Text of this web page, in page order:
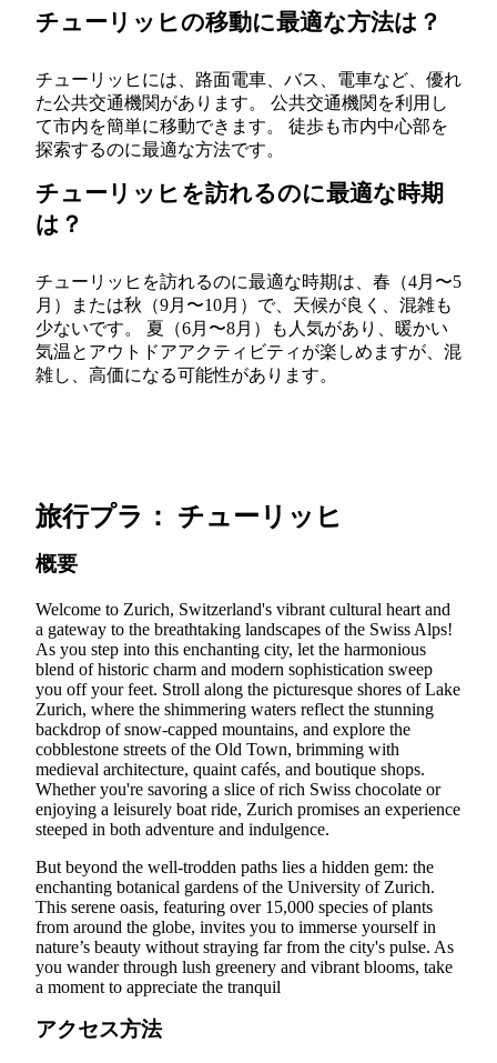
チューリッヒの移動に最適な方法は？
チューリッヒには、路面電車、バス、電車など、優れ
た公共交通機関があります。 公共交通機関を利用し
て市内を簡単に移動できます。 徒歩も市内中心部を
探索するのに最適な方法です。
チューリッヒを訪れるのに最適な時期
は？
チューリッヒを訪れるのに最適な時期は、春（4月〜5
月）または秋（9月〜10月）で、天候が良く、混雑も
少ないです。 夏（6月〜8月）も人気があり、暖かい
気温とアウトドアアクティビティが楽しめますが、混
雑し、高価になる可能性があります。
旅行プラ： チューリッヒ
概要
Welcome to Zurich, Switzerland's vibrant cultural heart and
a gateway to the breathtaking landscapes of the Swiss Alps!
As you step into this enchanting city, let the harmonious
blend of historic charm and modern sophistication sweep
you off your feet. Stroll along the picturesque shores of Lake
Zurich, where the shimmering waters reflect the stunning
backdrop of snow-capped mountains, and explore the
cobblestone streets of the Old Town, brimming with
medieval architecture, quaint cafés, and boutique shops.
Whether you're savoring a slice of rich Swiss chocolate or
enjoying a leisurely boat ride, Zurich promises an experience
steeped in both adventure and indulgence.
But beyond the well-trodden paths lies a hidden gem: the
enchanting botanical gardens of the University of Zurich.
This serene oasis, featuring over 15,000 species of plants
from around the globe, invites you to immerse yourself in
nature’s beauty without straying far from the city's pulse. As
you wander through lush greenery and vibrant blooms, take
a moment to appreciate the tranquil
アクセス方法